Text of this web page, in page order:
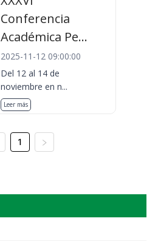
Conferencia
Académica Pe...
2025-11-12 09:00:00
Del 12 al 14 de
noviembre en n...
Leer más
1